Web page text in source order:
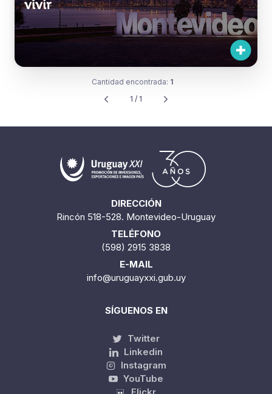
vivir
Cantidad encontrada: 1
1 / 1
DIRECCIÓN
Rincón 518-528. Montevideo-Uruguay
TELÉFONO
(598) 2915 3838
E-MAIL
info@uruguayxxi.gub.uy
SÍGUENOS EN
Twitter
Linkedin
Instagram
YouTube
Flickr